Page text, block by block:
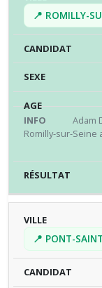
📍 ROMILLY-
Adam
Romilly-sur-Seine
📍 PONT-